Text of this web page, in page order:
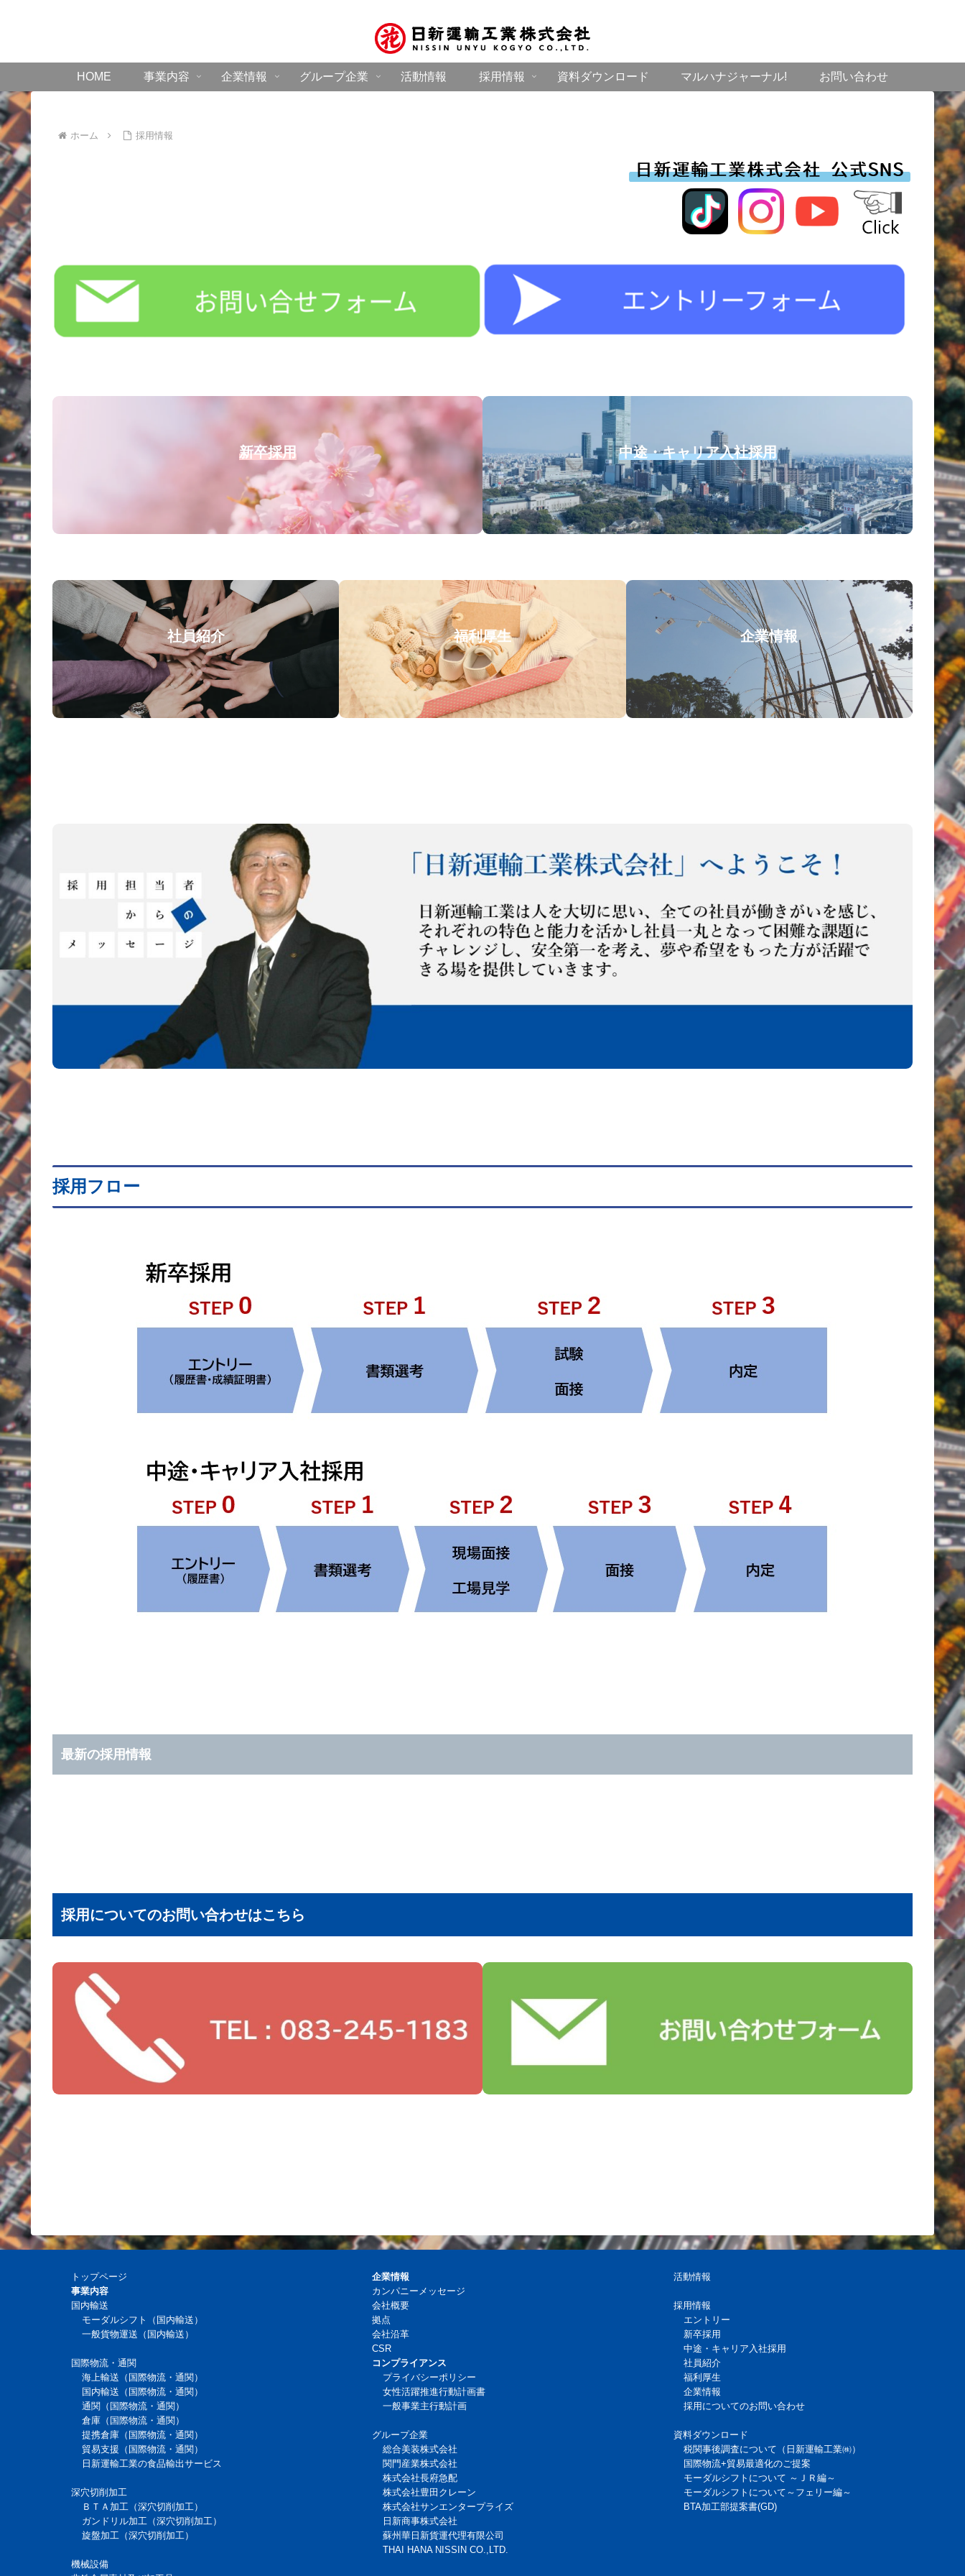
HOME 事業内容 企業情報 グループ企業 活動情報 採用情報 資料ダウンロード マルハナジャーナル! お問い合わせ
ホーム 採用情報
新卒採用 中途・キャリア入社採用
社員紹介 福利厚生 企業情報
採用フロー
最新の採用情報
採用についてのお問い合わせはこちら
トップページ
事業内容
国内輸送
モーダルシフト（国内輸送）
一般貨物運送（国内輸送）
国際物流・通関
海上輸送（国際物流・通関）
国内輸送（国際物流・通関）
通関（国際物流・通関）
倉庫（国際物流・通関）
提携倉庫（国際物流・通関）
貿易支援（国際物流・通関）
日新運輸工業の食品輸出サービス
深穴切削加工
ＢＴＡ加工（深穴切削加工）
ガンドリル加工（深穴切削加工）
旋盤加工（深穴切削加工）
機械設備
企業情報
カンパニーメッセージ
会社概要
拠点
会社沿革
CSR
コンプライアンス
プライバシーポリシー
女性活躍推進行動計画書
一般事業主行動計画
グループ企業
総合美装株式会社
関門産業株式会社
株式会社長府急配
株式会社豊田クレーン
株式会社サンエンタープライズ
日新商事株式会社
蘇州華日新貨運代理有限公司
THAI HANA NISSIN CO.,LTD.
活動情報
採用情報
エントリー
新卒採用
中途・キャリア入社採用
社員紹介
福利厚生
企業情報
採用についてのお問い合わせ
資料ダウンロード
税関事後調査について（日新運輸工業㈱）
国際物流+貿易最適化のご提案
モーダルシフトについて ～ＪＲ編～
モーダルシフトについて～フェリー編～
BTA加工部提案書(GD)